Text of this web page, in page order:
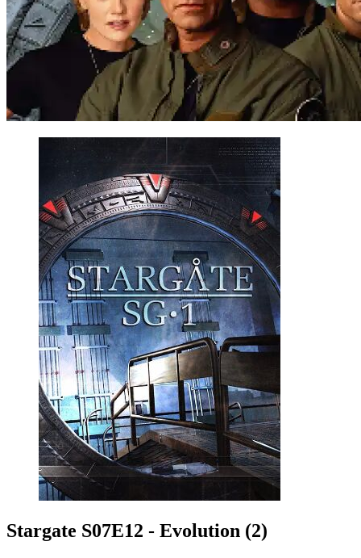
Stargate S07E12 - Evolution (2)